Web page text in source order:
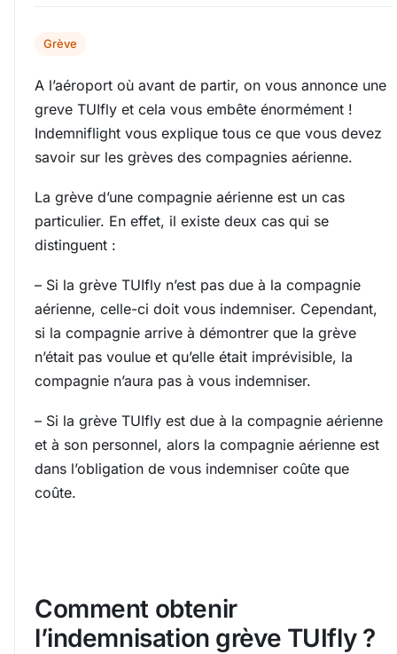
Grève
A l’aéroport où avant de partir, on vous annonce une
greve TUIfly et cela vous embête énormément !
Indemniflight vous explique tous ce que vous devez
savoir sur les grèves des compagnies aérienne.
La grève d’une compagnie aérienne est un cas
particulier. En effet, il existe deux cas qui se
distinguent :
– Si la grève TUIfly n’est pas due à la compagnie
aérienne, celle-ci doit vous indemniser. Cependant,
si la compagnie arrive à démontrer que la grève
n’était pas voulue et qu’elle était imprévisible, la
compagnie n’aura pas à vous indemniser.
– Si la grève TUIfly est due à la compagnie aérienne
et à son personnel, alors la compagnie aérienne est
dans l’obligation de vous indemniser coûte que
coûte.
Comment obtenir
l’indemnisation grève TUIfly ?